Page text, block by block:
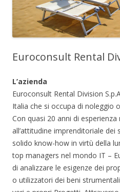
Euroconsult Rental
L’azienda
Euroconsult Rental Division
Italia che si occupa di noleggio
Con quasi 20 anni di
all’attitudine imprenditoriale
solido know-how in virtù della
top managers nel mondo IT –
di analizzare le esigenze dei
o utilizzatori dei beni